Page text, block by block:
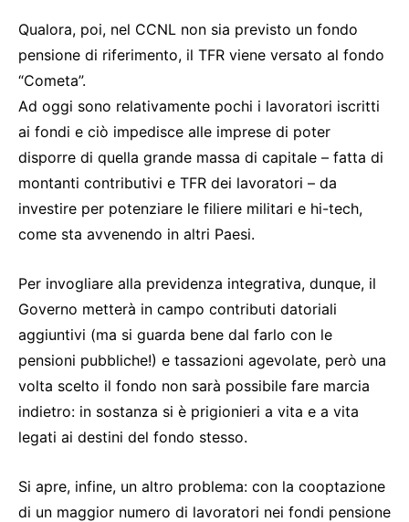
Qualora, poi, nel CCNL non sia previsto un fondo
pensione di riferimento, il TFR viene versato al fondo
“Cometa”.
Ad oggi sono relativamente pochi i lavoratori iscritti
ai fondi e ciò impedisce alle imprese di poter
disporre di quella grande massa di capitale – fatta di
montanti contributivi e TFR dei lavoratori – da
investire per potenziare le filiere militari e hi-tech,
come sta avvenendo in altri Paesi.
Per invogliare alla previdenza integrativa, dunque, il
Governo metterà in campo contributi datoriali
aggiuntivi (ma si guarda bene dal farlo con le
pensioni pubbliche!) e tassazioni agevolate, però una
volta scelto il fondo non sarà possibile fare marcia
indietro: in sostanza si è prigionieri a vita e a vita
legati ai destini del fondo stesso.
Si apre, infine, un altro problema: con la cooptazione
di un maggior numero di lavoratori nei fondi pensione